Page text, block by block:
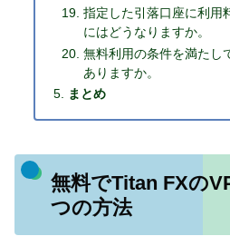
指定した引落口座に利用
にはどうなりますか。
無料利用の条件を満たし
ありますか。
まとめ
無料でTitan FXの
つの方法